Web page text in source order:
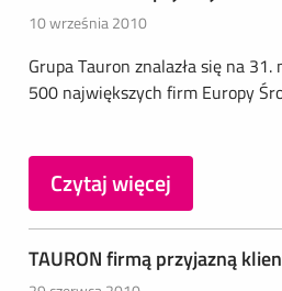
10 września 2010
Grupa Tauron znalazła się na
500 największych firm Europy
Czytaj więcej
TAURON firmą przyjazną